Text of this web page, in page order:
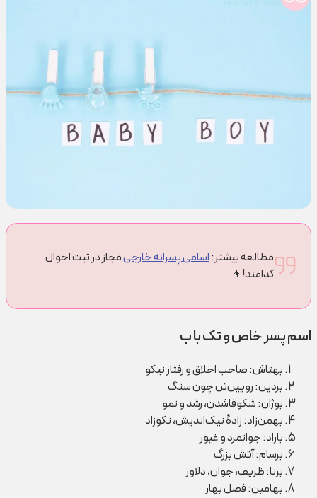
مطالعه بیشتر:اسامی پسرانه خارجیمجاز در ثبت احوال
کدامند!👦
اسم پسر خاص و تک با ب
بهتاش: صاحب اخلاق و رفتار نیکو
بردین: رویین‌تن چون سنگ
بوژان: شکوفاشدن، رشد و نمو
بهمن‌زاد: زادۀ نیک‌اندیش، نکوزاد
باراد: جوانمرد و غیور
برسام: آتش بزرگ
برنا: ظریف، جوان، دلاور
بهامین: فصل بهار